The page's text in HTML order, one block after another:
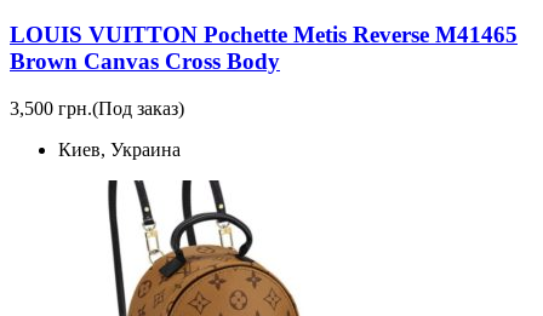
LOUIS VUITTON Pochette Metis Reverse M41465
Brown Canvas Cross Body
3,500 грн.(Под заказ)
Киев, Украина